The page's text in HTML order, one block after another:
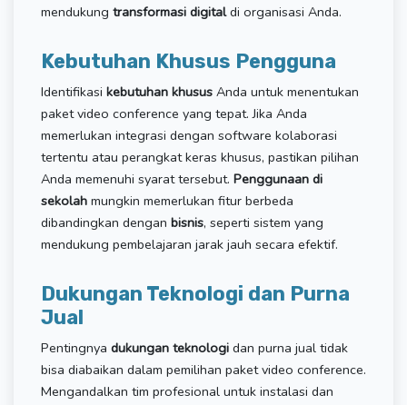
mendukung transformasi digitaldi organisasi Anda.
Kebutuhan Khusus Pengguna
Identifikasi kebutuhan khusus Anda untuk menentukan
paket video conference yang tepat. Jika Anda
memerlukan integrasi dengan software kolaborasi
tertentu atau perangkat keras khusus, pastikan pilihan
Anda memenuhi syarat tersebut. Penggunaan di
sekolah mungkin memerlukan fitur berbeda
dibandingkan dengan bisnis, seperti sistem yang
mendukung pembelajaran jarak jauh secara efektif.
Dukungan Teknologi dan Purna
Jual
Pentingnya dukungan teknologi dan purna jual tidak
bisa diabaikan dalam pemilihan paket video conference.
Mengandalkan tim profesional untuk instalasi dan